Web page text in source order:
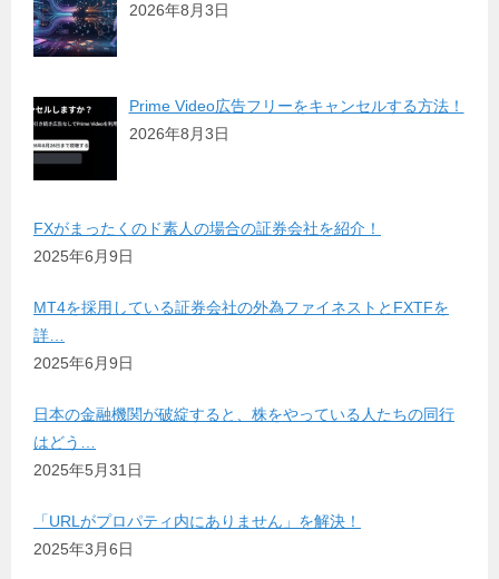
2026年8月3日
Prime Video広告フリーをキャンセルする方法！
2026年8月3日
FXがまったくのド素人の場合の証券会社を紹介！
2025年6月9日
MT4を採用している証券会社の外為ファイネストとFXTFを
詳…
2025年6月9日
日本の金融機関が破綻すると、株をやっている人たちの同行
はどう…
2025年5月31日
「URLがプロパティ内にありません」を解決！
2025年3月6日